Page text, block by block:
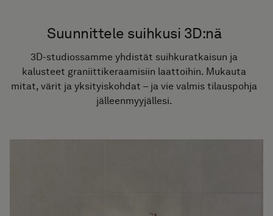
Suunnittele suihkusi 3D:nä
3D-studiossamme yhdistät suihkuratkaisun ja
kalusteet graniittikeraamisiin laattoihin. Mukauta
mitat, värit ja yksityiskohdat – ja vie valmis tilauspohja
jälleenmyyjällesi.